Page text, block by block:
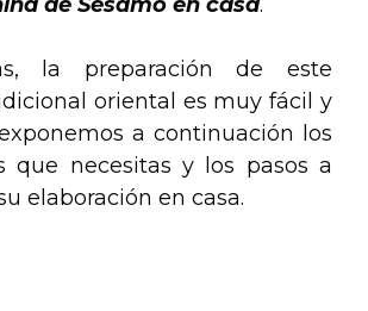
la preparación de este
oriental es muy fácil y
a continuación los
que necesitas y los pasos a
elaboración en casa.